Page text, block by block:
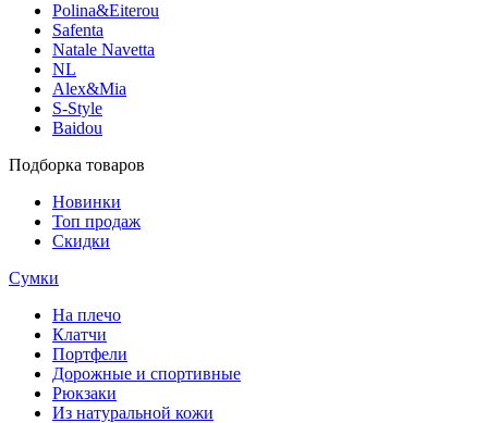
Polina&Eiterou
Safenta
Natale Navetta
NL
Alex&Mia
S-Style
Baidou
Подборка товаров
Новинки
Топ продаж
Скидки
Сумки
На плечо
Клатчи
Портфели
Дорожные и спортивные
Рюкзаки
Из натуральной кожи